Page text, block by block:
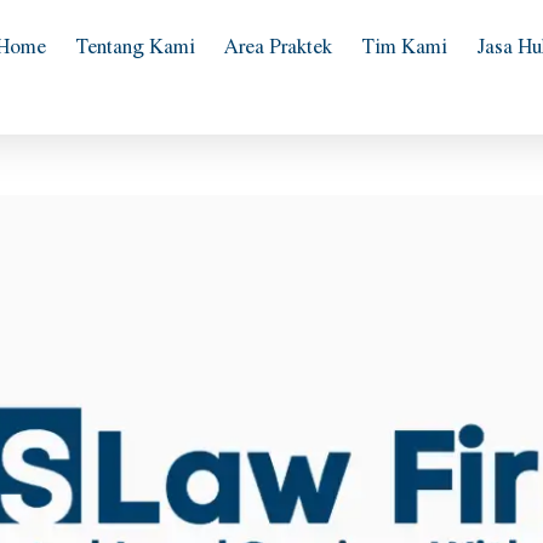
Tentang Kami Area Praktek Tim Kami Jasa